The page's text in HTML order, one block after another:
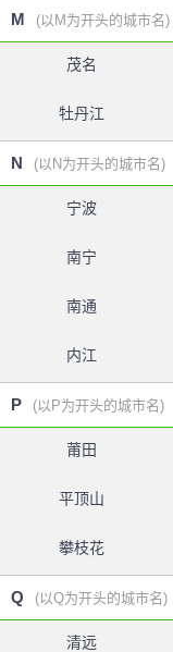
M (以M为开头的城市名)
茂名
牡丹江
N (以N为开头的城市名)
宁波
南宁
南通
内江
P (以P为开头的城市名)
莆田
平顶山
攀枝花
Q (以Q为开头的城市名)
清远